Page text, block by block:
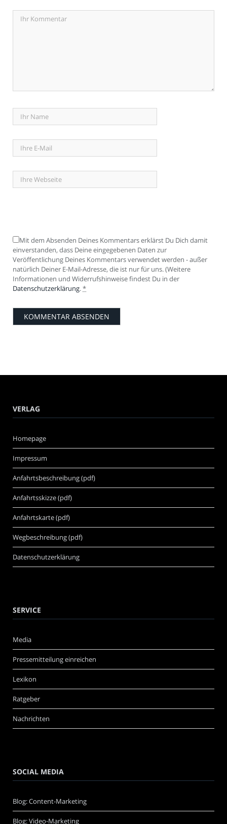
Mit dem Absenden Deines Kommentars erklärst Du Dich damit
einverstanden, dass Deine eingegebenen Daten zur
Veröffentlichung Deines Kommentars verwendet werden - außer
natürlich Deiner E-Mail-Adresse, die ist nur für uns. (Weitere
Informationen und Widerrufshinweise findest Du in der
Datenschutzerklärung. *
VERLAG
Homepage
Impressum
Anfahrtsbeschreibung (pdf)
Anfahrtsskizze (pdf)
Anfahrtskarte (pdf)
Wegbeschreibung (pdf)
Datenschutzerklärung
SERVICE
Media
Pressemitteilung einreichen
Lexikon
Ratgeber
Nachrichten
SOCIAL MEDIA
Blog: Content-Marketing
Blog: Video-Marketing